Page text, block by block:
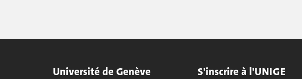
Université de Genève S'inscrire à l'UNIGE